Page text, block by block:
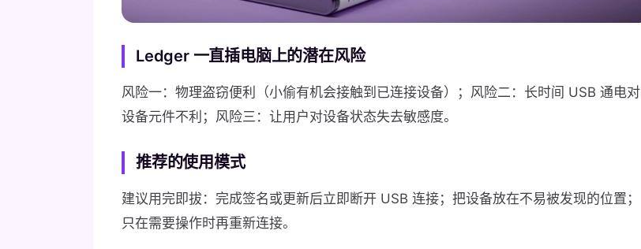
Ledger 一直插电脑上的潜在风险
风险一：物理盗窃便利（小偷有机会接触到已连接设备）；风险二：长时间 USB 通电对
设备元件不利；风险三：让用户对设备状态失去敏感度。
推荐的使用模式
建议用完即拔：完成签名或更新后立即断开 USB 连接；把设备放在不易被发现的位置；
只在需要操作时再重新连接。